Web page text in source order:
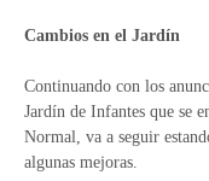
Cambios en el Jardín
Continuando con los
Jardín de Infantes que se
Normal, va a seguir
algunas mejoras.